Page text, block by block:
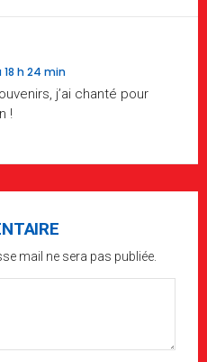
18 h 24 min
j’ai chanté pour
!
mail ne sera pas publiée.